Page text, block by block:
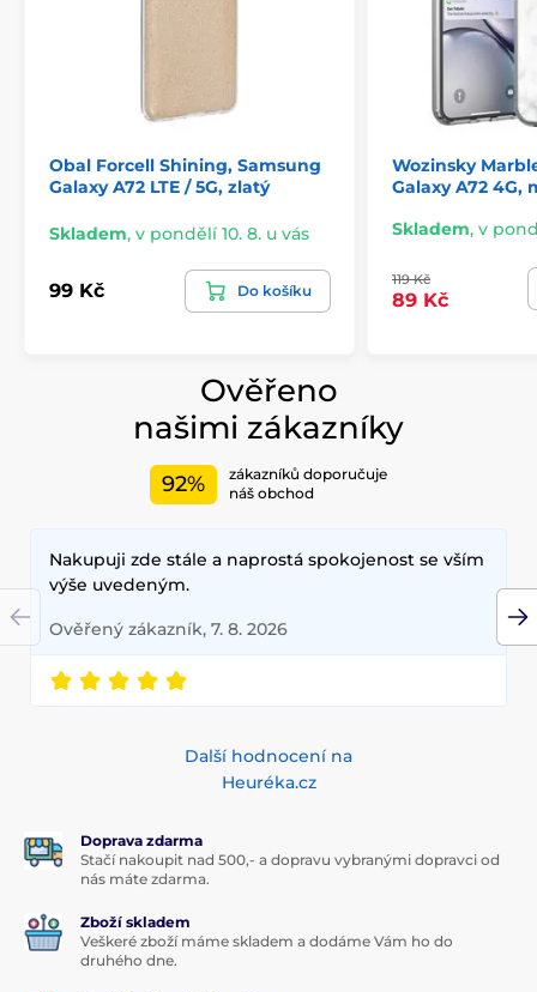
Obal Forcell Shining, Samsung
Galaxy A72 LTE / 5G, zlatý
Skladem, v pondělí 10. 8. u vás
99 Kč Do košíku
Wozinsky
Galaxy A72 4G,
Skladem, v
119 Kč
89 Kč
Ověřeno
našimi zákazníky
92%
zákazníků doporučuje
náš obchod
Nakupuji zde stále a naprostá spokojenost se vším
výše uvedeným.
Ověřený zákazník, 7. 8. 2026
Další hodnocení na
Heuréka.cz
Doprava zdarma
Stačí nakoupit nad 500,- a dopravu vybranými dopravci od
nás máte zdarma.
Zboží skladem
Veškeré zboží máme skladem a dodáme Vám ho do
druhého dne.